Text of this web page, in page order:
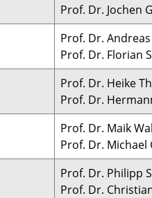
Prof. Dr. Jochen
Prof. Dr.
Prof. Dr. Florian
Prof. Dr. Heike
Prof. Dr.
Prof. Dr. Maik
Prof. Dr. Michael
Prof. Dr. Philipp
Prof. Dr.